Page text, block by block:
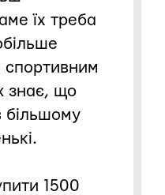
їх треба
знає, що
більшому
1500